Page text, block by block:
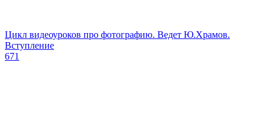
Цикл видеоуроков про фотографию. Ведет Ю.Храмов.
Вступление
671